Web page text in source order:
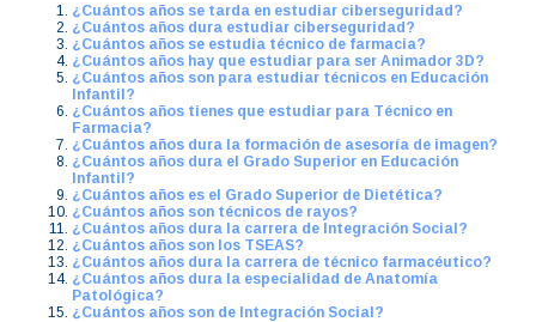
¿Cuántos años se tarda en estudiar ciberseguridad?
¿Cuántos años dura estudiar ciberseguridad?
¿Cuántos años se estudia técnico de farmacia?
¿Cuántos años hay que estudiar para ser Animador 3D?
¿Cuántos años son para estudiar técnicos en Educación
Infantil?
¿Cuántos años tienes que estudiar para Técnico en
Farmacia?
¿Cuántos años dura la formación de asesoría de imagen?
¿Cuántos años dura el Grado Superior en Educación
Infantil?
¿Cuántos años es el Grado Superior de Dietética?
¿Cuántos años son técnicos de rayos?
¿Cuántos años dura la carrera de Integración Social?
¿Cuántos años son los TSEAS?
¿Cuántos años dura la carrera de técnico farmacéutico?
¿Cuántos años dura la especialidad de Anatomía
Patológica?
¿Cuántos años son de Integración Social?